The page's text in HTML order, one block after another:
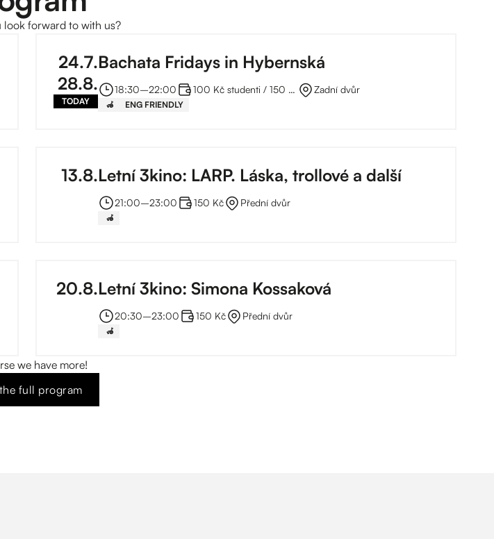
look forward to with us?
24.7.
28.8.
TODAY
Bachata Fridays in Hybernská
18:30–⁠22:00 100 Kč studenti / 150 Kč plné za lekci Zadní dvůr
‍🦽 ENG FRIENDLY
13.8.Letní 3kino: LARP. Láska, trollové a další
21:00–⁠23:00 150 Kč Přední dvůr
‍🦽
20.8.Letní 3kino: Simona Kossaková
20:30–⁠23:00 150 Kč Přední dvůr
‍🦽
we have more!
full program